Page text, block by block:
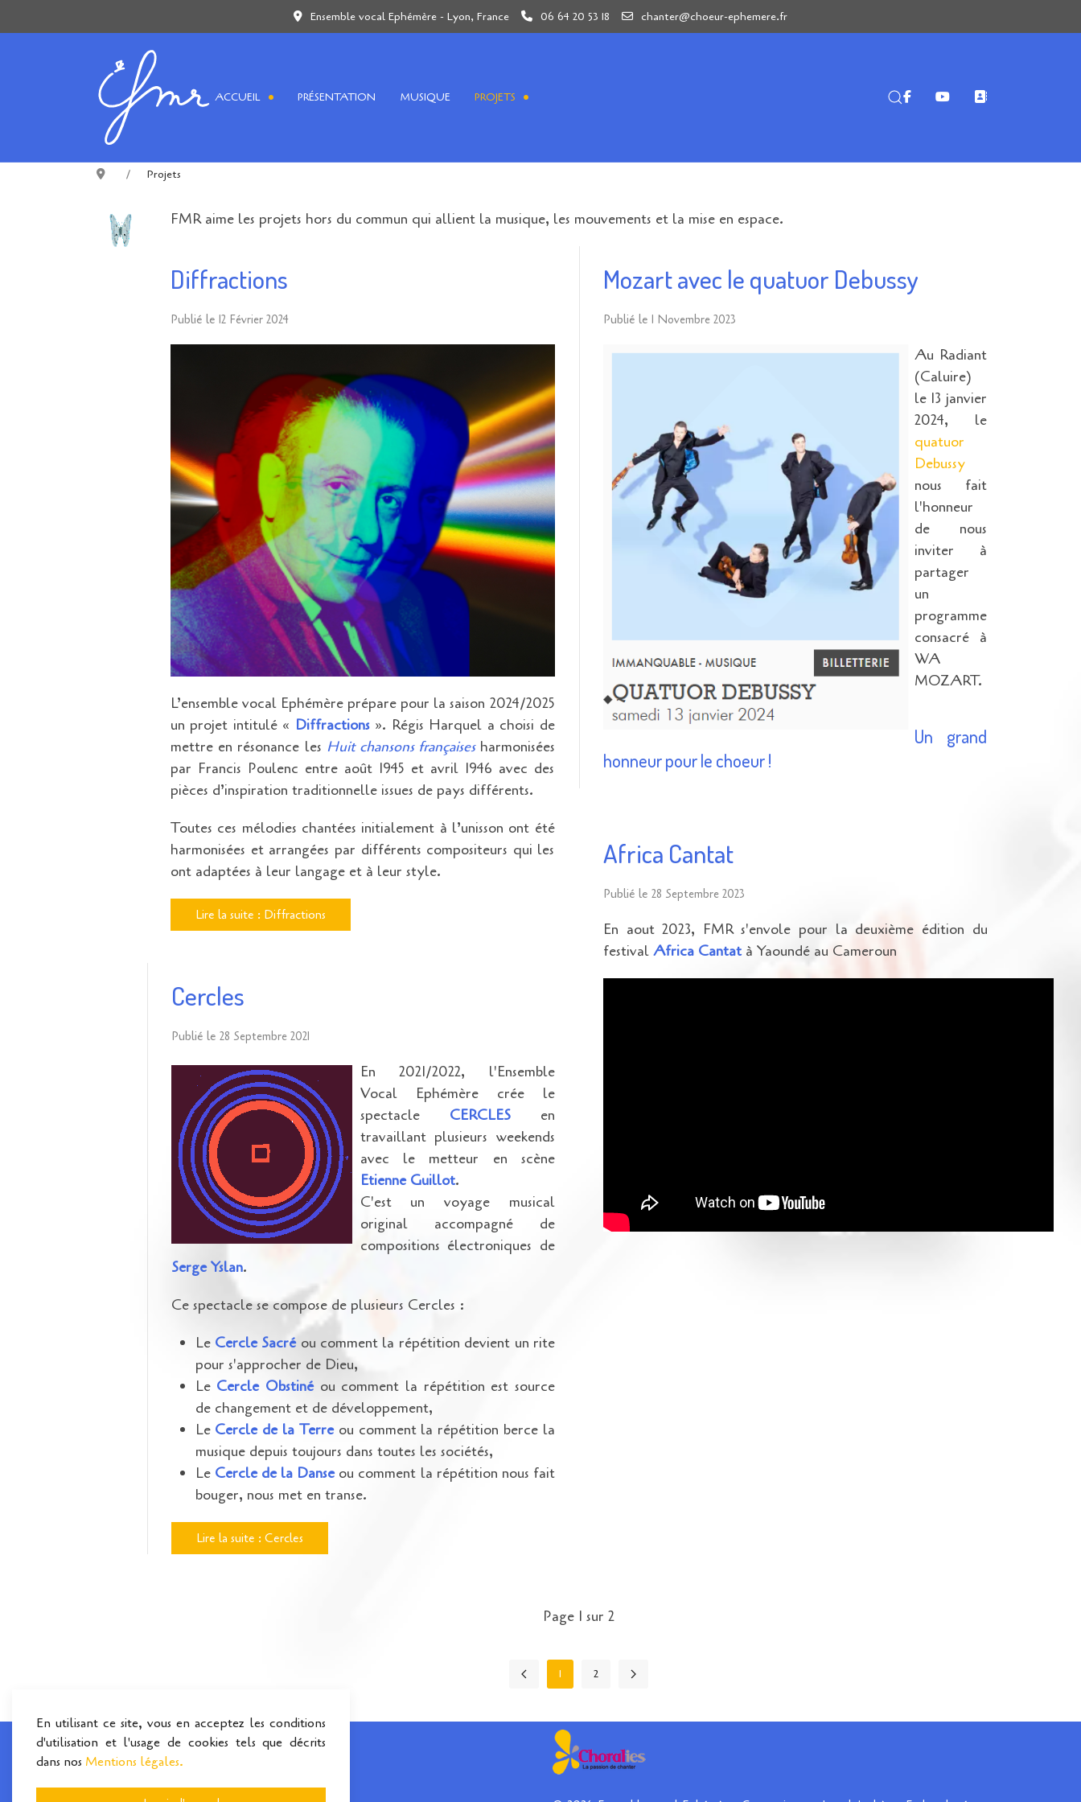
En utilisant ce site, vous en acceptez les conditions
d'utilisation et l'usage de cookies tels que décrits
dans nos Mentions légales.
Ensemble vocal Ephémère - Lyon, France 06 64 20 53 18 chanter@choeur-ephemere.fr
ACCUEIL PRÉSENTATION MUSIQUE PROJETS
Projets
FMR aime les projets hors du commun qui allient la musique, les mouvements et la mise en espace.
Diffractions
Publié le 12 Février 2024
L’ensemble vocal Ephémère prépare pour la saison 2024/2025
un projet intitulé « Diffractions ». Régis Harquel a choisi de
mettre en résonance les Huit chansons françaises harmonisées
par Francis Poulenc entre août 1945 et avril 1946 avec des
pièces d’inspiration traditionnelle issues de pays différents.
Toutes ces mélodies chantées initialement à l’unisson ont été
harmonisées et arrangées par différents compositeurs qui les
ont adaptées à leur langage et à leur style.
Lire la suite : Diffractions
Mozart avec le quatuor Debussy
Publié le 1 Novembre 2023
Au Radiant
(Caluire)
le 13 janvier
2024, le
quatuor
Debussy
nous fait
l'honneur
de nous
inviter à
partager
un
programme
consacré à
WA
MOZART.
Un grand
honneur pour le choeur !
Africa Cantat
Publié le 28 Septembre 2023
En aout 2023, FMR s'envole pour la deuxième édition du
festival Africa Cantatà Yaoundé au Cameroun
Cercles
Publié le 28 Septembre 2021
En 2021/2022, l'Ensemble
Vocal Ephémère crée le
spectacle CERCLESen
travaillant plusieurs weekends
avec le metteur en scène
Etienne Guillot.
C'est un voyage musical
original accompagné de
compositions électroniques de
Serge Yslan.
Ce spectacle se compose de plusieurs Cercles :
Le Cercle Sacréou comment la répétition devient un rite
pour s'approcher de Dieu,
Le Cercle Obstinéou comment la répétition est source
de changement et de développement,
Le Cercle de la Terreou comment la répétition berce la
musique depuis toujours dans toutes les sociétés,
Le Cercle de la Danseou comment la répétition nous fait
bouger, nous met en transe.
Lire la suite : Cercles
Page 1 sur 2
1 2
Mentions légales
Accès choriste